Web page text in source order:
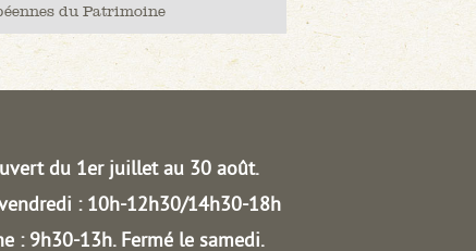
du Patrimoine
du 1er juillet au 30 août.
: 10h-12h30/14h30-18h
: 9h30-13h. Fermé le samedi.